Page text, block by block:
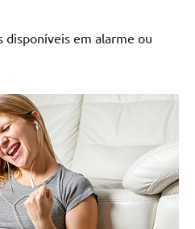
disponíveis em alarme ou